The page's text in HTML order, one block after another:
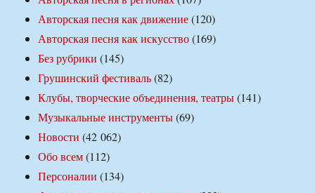
Авторская песня как движение(120)
Авторская песня как искусство(169)
Без рубрики (145)
Грушинский фестиваль(82)
Клубы, творческие объединения, театры(141)
Музыкальные инструменты(69)
Новости (42 062)
Обо всем(112)
Персоналии (134)